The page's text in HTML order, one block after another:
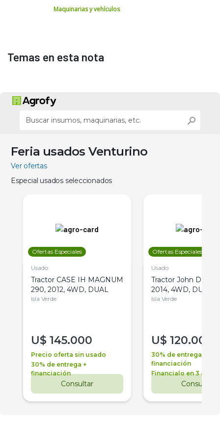
Maquinarias y vehículos
Temas en esta nota
Feria usados Venturino
Ver ofertas
Especial usados seleccionados
Ofertas Especiales
Usado
Tractor CASE IH MAGNUM
290, 2012, 4WD, DUAL
Isla Verde
U$ 145.000
Precio oferta sin usado
30% de entrega +
financiación
Consultar
Ofertas Especiales
Usado
Tractor John Deere
2014, 4WD, DUAL
Isla Verde
U$ 120.000
30% de entrega +
financiación
Financialo en 3 años
Consultar